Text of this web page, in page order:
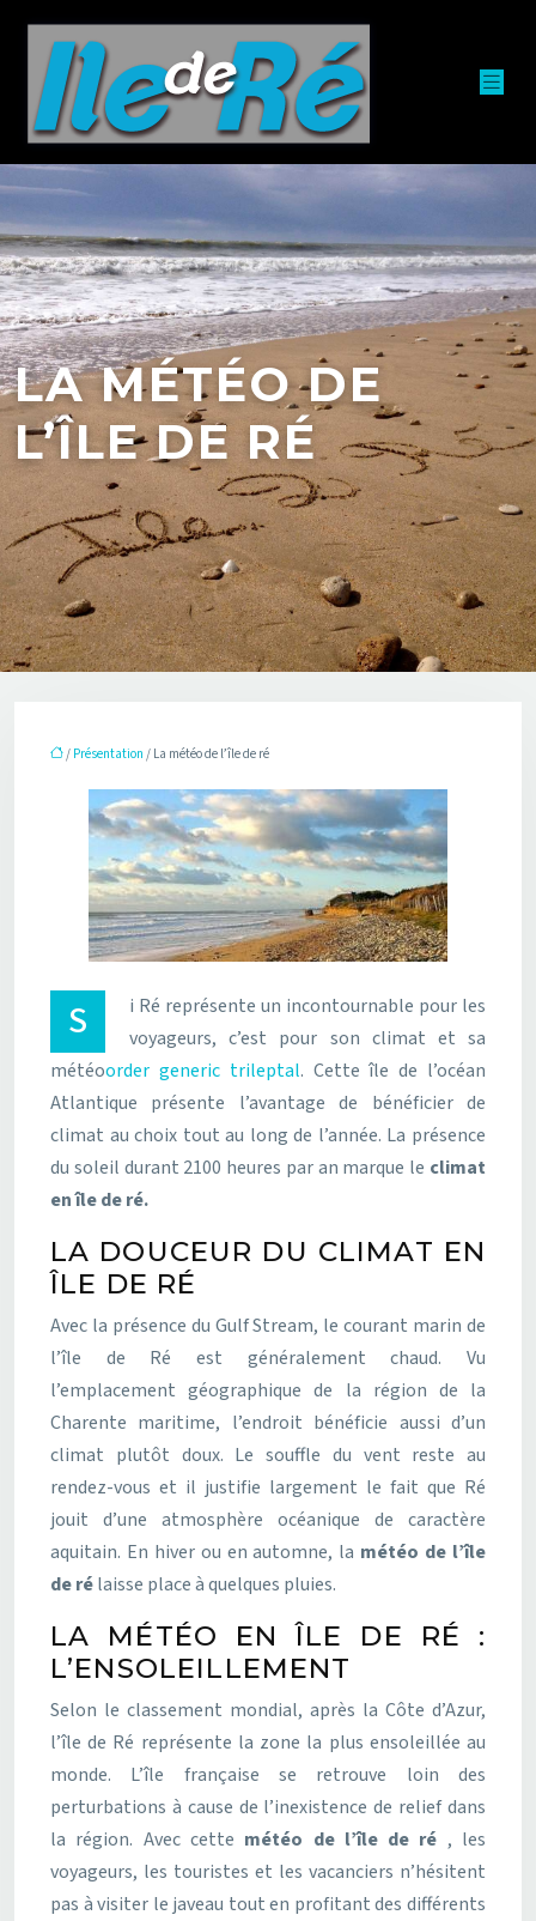
LA MÉTÉO DE
L’ÎLE DE RÉ
/ Présentation / La météo de l’île de ré
Si Ré représente un incontournable pour les
voyageurs, c’est pour son climat et sa
météoorder generic trileptal. Cette île de l’océan
Atlantique présente l’avantage de bénéficier de
climat au choix tout au long de l’année. La présence
du soleil durant 2100 heures par an marque le climat
en île de ré.
LA DOUCEUR DU CLIMAT EN
ÎLE DE RÉ
Avec la présence du Gulf Stream, le courant marin de
l’île de Ré est généralement chaud. Vu
l’emplacement géographique de la région de la
Charente maritime, l’endroit bénéficie aussi d’un
climat plutôt doux. Le souffle du vent reste au
rendez-vous et il justifie largement le fait que Ré
jouit d’une atmosphère océanique de caractère
aquitain. En hiver ou en automne, la météo de l’île
de rélaisse place à quelques pluies.
LA MÉTÉO EN ÎLE DE RÉ :
L’ENSOLEILLEMENT
Selon le classement mondial, après la Côte d’Azur,
l’île de Ré représente la zone la plus ensoleillée au
monde. L’île française se retrouve loin des
perturbations à cause de l’inexistence de relief dans
la région. Avec cette météo de l’île de ré , les
voyageurs, les touristes et les vacanciers n’hésitent
pas à visiter le javeau tout en profitant des différents